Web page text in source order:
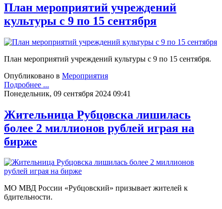
План мероприятий учреждений
культуры с 9 по 15 сентября
План мероприятий учреждений культуры с 9 по 15 сентября.
Опубликовано в Мероприятия
Подробнее ...
Понедельник, 09 сентября 2024 09:41
Жительница Рубцовска лишилась
более 2 миллионов рублей играя на
бирже
МО МВД России «Рубцовский» призывает жителей к
бдительности.